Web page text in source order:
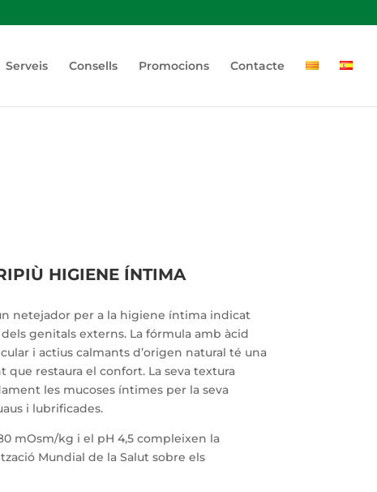
Serveis Consells Promocions Contacte
HIGIENE ÍNTIMA
netejador per a la higiene íntima indicat
genitals externs. La fórmula amb àcid
i actius calmants d’origen natural té una
restaura el confort. La seva textura
les mucoses íntimes per la seva
i lubrificades.
mOsm/kg i el pH 4,5 compleixen la
Mundial de la Salut sobre els